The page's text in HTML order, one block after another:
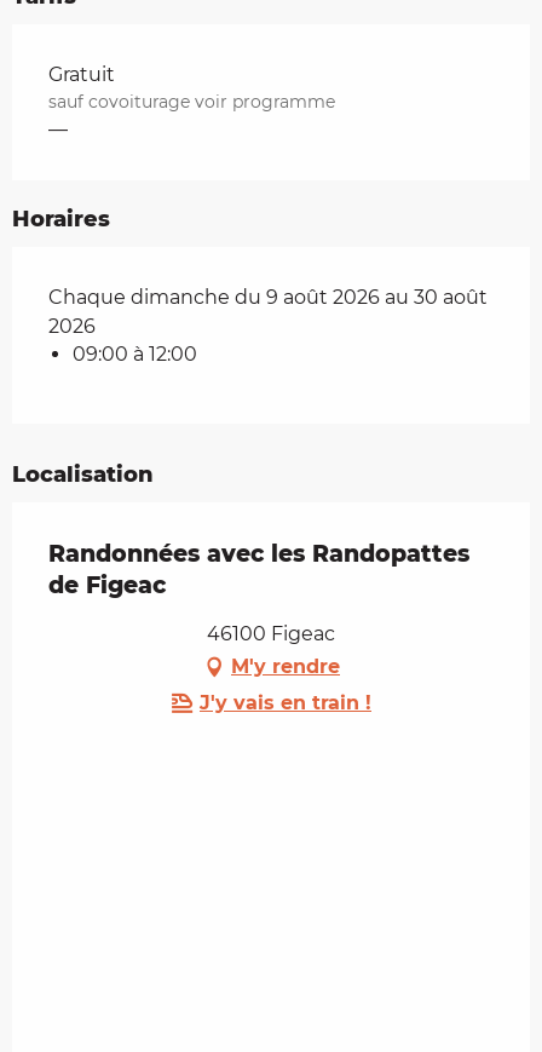
Tarifs 2026
Gratuit
sauf covoiturage voir programme
—
Horaires
Chaque dimanche du 9 août 2026 au 30 août
2026
09:00 à 12:00
Localisation
Randonnées avec les Randopattes
de Figeac
46100 Figeac
M'y rendre
J'y vais en train !